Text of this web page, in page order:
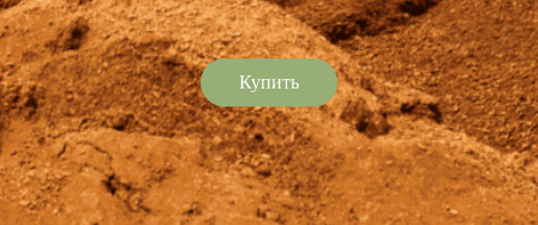
Купить